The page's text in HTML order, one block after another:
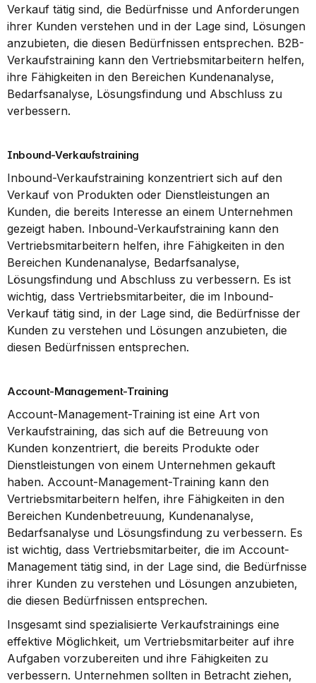
Verkauf tätig sind, die Bedürfnisse und Anforderungen
ihrer Kunden verstehen und in der Lage sind, Lösungen
anzubieten, die diesen Bedürfnissen entsprechen. B2B-
Verkaufstraining kann den Vertriebsmitarbeitern helfen,
ihre Fähigkeiten in den Bereichen Kundenanalyse,
Bedarfsanalyse, Lösungsfindung und Abschluss zu
verbessern.
Inbound-Verkaufstraining
Inbound-Verkaufstraining konzentriert sich auf den
Verkauf von Produkten oder Dienstleistungen an
Kunden, die bereits Interesse an einem Unternehmen
gezeigt haben. Inbound-Verkaufstraining kann den
Vertriebsmitarbeitern helfen, ihre Fähigkeiten in den
Bereichen Kundenanalyse, Bedarfsanalyse,
Lösungsfindung und Abschluss zu verbessern. Es ist
wichtig, dass Vertriebsmitarbeiter, die im Inbound-
Verkauf tätig sind, in der Lage sind, die Bedürfnisse der
Kunden zu verstehen und Lösungen anzubieten, die
diesen Bedürfnissen entsprechen.
Account-Management-Training
Account-Management-Training ist eine Art von
Verkaufstraining, das sich auf die Betreuung von
Kunden konzentriert, die bereits Produkte oder
Dienstleistungen von einem Unternehmen gekauft
haben. Account-Management-Training kann den
Vertriebsmitarbeitern helfen, ihre Fähigkeiten in den
Bereichen Kundenbetreuung, Kundenanalyse,
Bedarfsanalyse und Lösungsfindung zu verbessern. Es
ist wichtig, dass Vertriebsmitarbeiter, die im Account-
Management tätig sind, in der Lage sind, die Bedürfnisse
ihrer Kunden zu verstehen und Lösungen anzubieten,
die diesen Bedürfnissen entsprechen.
Insgesamt sind spezialisierte Verkaufstrainings eine
effektive Möglichkeit, um Vertriebsmitarbeiter auf ihre
Aufgaben vorzubereiten und ihre Fähigkeiten zu
verbessern. Unternehmen sollten in Betracht ziehen,